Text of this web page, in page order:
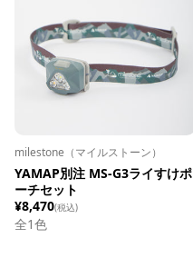
milestone（マイルストーン）
YAMAP別注 MS-G3ライすけポ
ーチセット
¥8,470(税込)
全1色